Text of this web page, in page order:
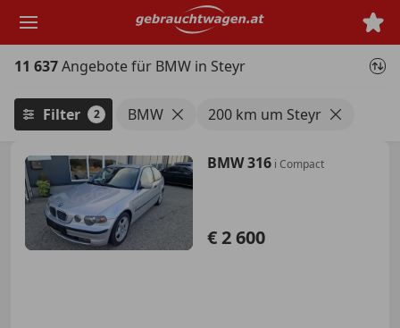
Hauptinhalt
11 637Angebote für BMW in Steyr
Filter 2 BMW 200 km um Steyr
BMW 316 i Compact
€ 2 600